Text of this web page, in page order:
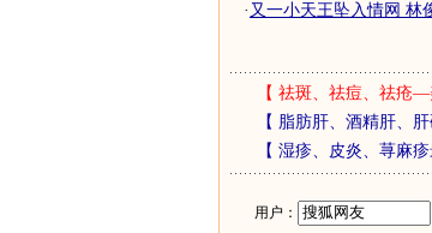
· 又一小天王坠入情网 林
【 祛斑、祛痘、祛疮—
【 脂肪肝、酒精肝、
【 湿疹、皮炎、荨麻
用户：